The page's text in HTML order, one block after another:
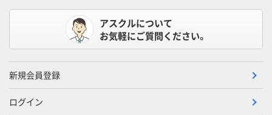
アスクルについて
お気軽にご質問ください。
新規会員登録
ログイン